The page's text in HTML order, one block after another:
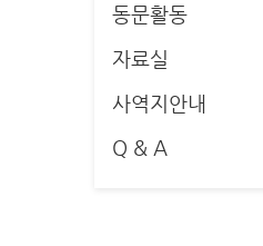
동문활동
자료실
사역지안내
Q & A